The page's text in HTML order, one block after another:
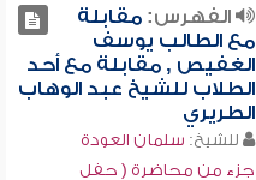
الفهرس:مقابلة
مع الطالب يوسف
الغفيص , مقابلة مع أحد
الطلاب للشيخ عبد الوهاب
الطريري
للشيخ: سلمان العودة
جزء من محاضرة ( حفل